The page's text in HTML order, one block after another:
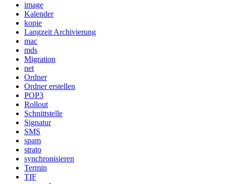
image
Kalender
kopie
Langzeit Archivierung
mac
mds
Migration
net
Ordner
Ordner erstellen
POP3
Rollout
Schnittstelle
Signatur
SMS
spam
strato
synchronisieren
Termin
TIF